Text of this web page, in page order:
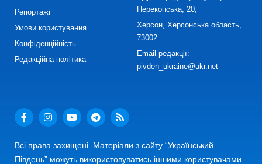
Репортажі
Умови користування
Конфіденційність
Редакційна політика
Перекопська, 20,
Херсон, Херсонська область,
73002
Email редакції:
pivden_ukraine@ukr.net
Всі права захищені. Матеріали з сайту “Український
Південь” можуть використовуватись іншими користувачами